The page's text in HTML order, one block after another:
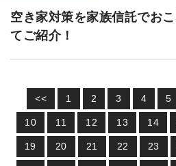
空き家対策を家族信託でお
てご紹介！
<< 1 2 3 4 5
10 11 12 13 14
19 20 21 22 23